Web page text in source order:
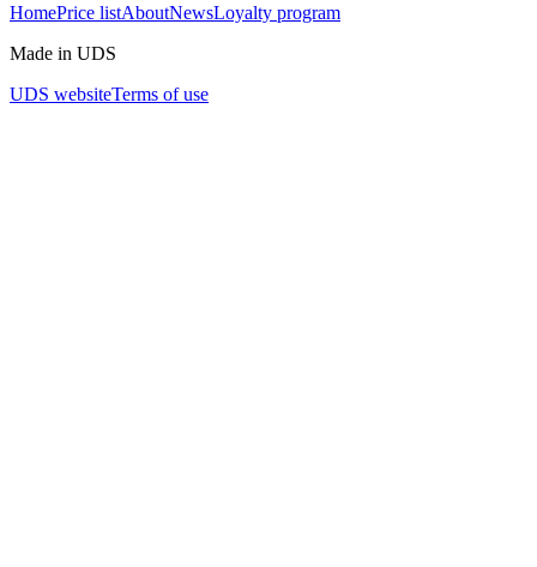
HomePrice listAboutNewsLoyalty program
Made in UDS
UDS websiteTerms of use